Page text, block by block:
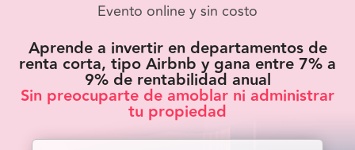
Evento online y sin costo
Aprende a invertir en departamentos de
renta corta, tipo Airbnb y gana entre 7% a
9% de rentabilidad anual
Sin preocuparte de amoblar ni administrar
tu propiedad